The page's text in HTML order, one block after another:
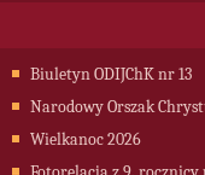
Biuletyn ODIJChK nr 13
Narodowy Orszak
Wielkanoc 2026